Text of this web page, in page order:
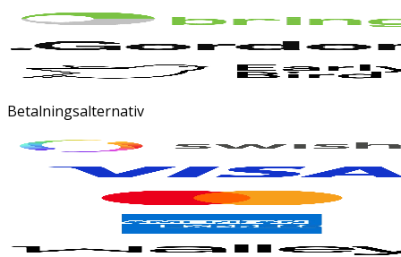
Betalningsalternativ